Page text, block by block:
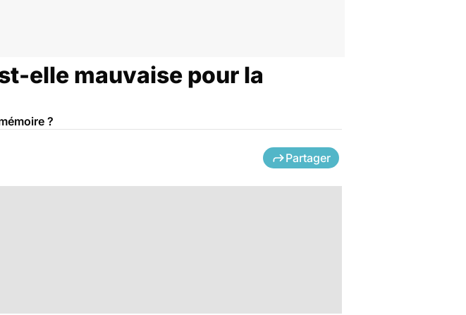
elle mauvaise pour la
?
Partager